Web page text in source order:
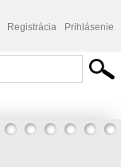
Registrácia Prihlásenie